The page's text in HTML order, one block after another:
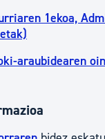
1ekoa,
araubidearen